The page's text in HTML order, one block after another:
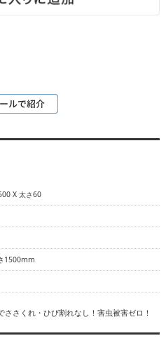
X 太さ60
1500mm
さくれ・ひび割れなし！害虫被害ゼロ！